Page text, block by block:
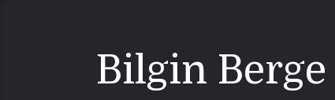
Bilgin Berge